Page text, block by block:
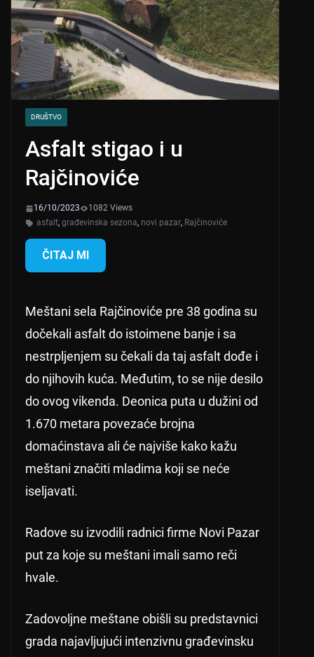
DRUŠTVO
Asfalt stigao i u
Rajčinoviće
16/10/2023
1082 Views
asfalt, građevinska sezona, novi pazar, Rajčinoviće
ČITAJ MI
Meštani sela Rajčinoviće pre 38 godina su
dočekali asfalt do istoimene banje i sa
nestrpljenjem su čekali da taj asfalt dođe i
do njihovih kuća. Međutim, to se nije desilo
do ovog vikenda. Deonica puta u dužini od
1.670 metara povezaće brojna
domaćinstava ali će najviše kako kažu
meštani značiti mladima koji se neće
iseljavati.
Radove su izvodili radnici firme Novi Pazar
put za koje su meštani imali samo reči
hvale.
Zadovoljne meštane obišli su predstavnici
grada najavljujući intenzivnu građevinsku